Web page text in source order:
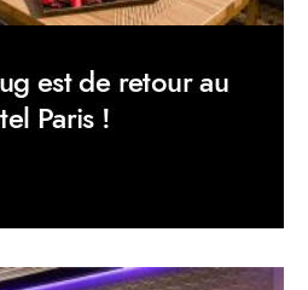
est de retour au
Paris !